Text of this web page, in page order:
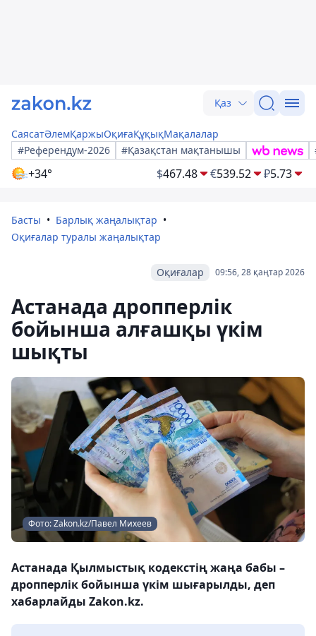
Қаз
СаясатӘлемҚаржыОқиғаҚұқықМақалалар
#Референдум-2026
#Қазақстан мақтанышы
+34° $467.48 €539.52 ₽5.73
Басты
Барлық жаңалықтар
Оқиғалар туралы жаңалықтар
09:56, 28 қаңтар 2026
Оқиғалар
Астанада дропперлік
бойынша алғашқы үкім
шықты
Фото: Zakon.kz/Павел Михеев
Астанада Қылмыстық кодекстің жаңа бабы –
дропперлік бойынша үкім шығарылды, деп
хабарлайды Zakon.kz.